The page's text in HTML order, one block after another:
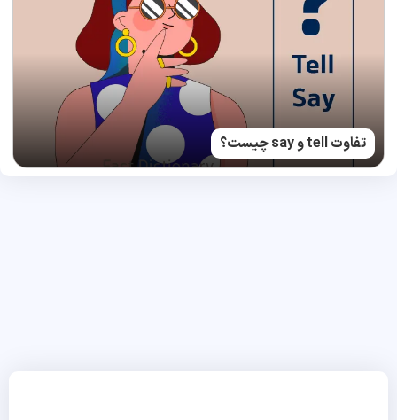
تفاوت tell و say چیست؟